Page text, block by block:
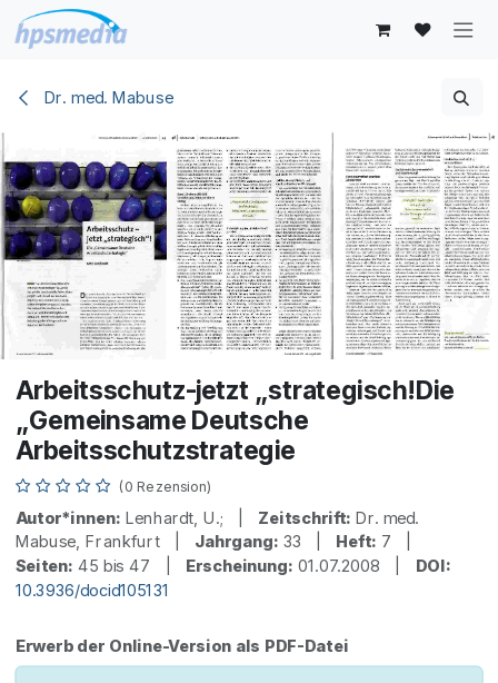
Zum Inhalt springen
Dr. med. Mabuse
Arbeitsschutz-jetzt „strategisch!Die
„Gemeinsame Deutsche
Arbeitsschutzstrategie
(0 Rezension)
Autor*innen: Lenhardt, U.; | Zeitschrift: Dr. med.
Mabuse, Frankfurt | Jahrgang: 33 | Heft: 7 |
Seiten: 45 bis 47 | Erscheinung: 01.07.2008 | DOI:
10.3936/docid105131
Erwerb der Online-Version als PDF-Datei